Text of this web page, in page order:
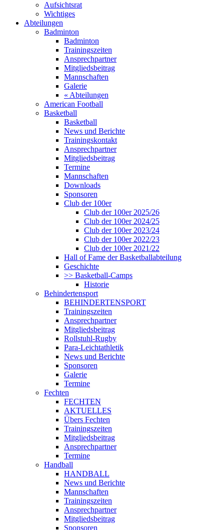
Aufsichtsrat
Wichtiges
Abteilungen
Badminton
Badminton
Trainingszeiten
Ansprechpartner
Mitgliedsbeitrag
Mannschaften
Galerie
« Abteilungen
American Football
Basketball
Basketball
News und Berichte
Trainingskontakt
Ansprechpartner
Mitgliedsbeitrag
Termine
Mannschaften
Downloads
Sponsoren
Club der 100er
Club der 100er 2025/26
Club der 100er 2024/25
Club der 100er 2023/24
Club der 100er 2022/23
Club der 100er 2021/22
Hall of Fame der Basketballabteilung
Geschichte
>> Basketball-Camps
Historie
Behindertensport
BEHINDERTENSPORT
Trainingszeiten
Ansprechpartner
Mitgliedsbeitrag
Rollstuhl-Rugby
Para-Leichtathletik
News und Berichte
Sponsoren
Galerie
Termine
Fechten
FECHTEN
AKTUELLES
Übers Fechten
Trainingszeiten
Mitgliedsbeitrag
Ansprechpartner
Termine
Handball
HANDBALL
News und Berichte
Mannschaften
Trainingszeiten
Ansprechpartner
Mitgliedsbeitrag
Sponsoren